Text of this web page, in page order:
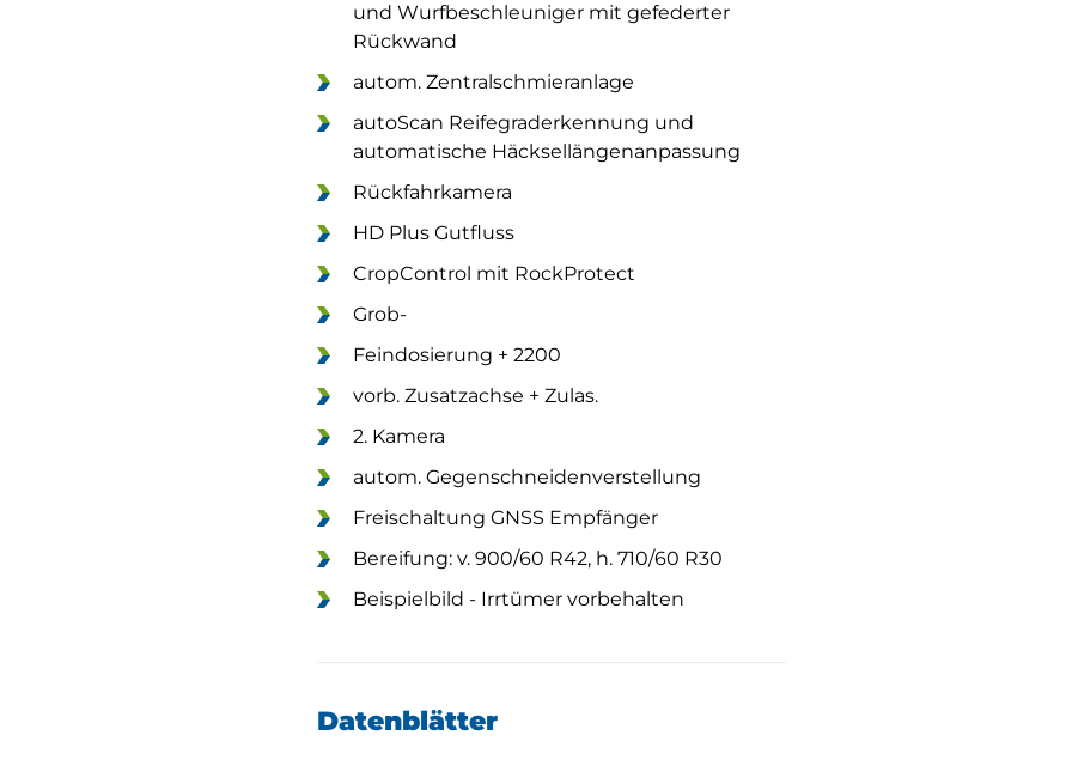
und Wurfbeschleuniger mit gefederter
Rückwand
autom. Zentralschmieranlage
autoScan Reifegraderkennung und
automatische Häcksellängenanpassung
Rückfahrkamera
HD Plus Gutfluss
CropControl mit RockProtect
Grob-
Feindosierung + 2200
vorb. Zusatzachse + Zulas.
2. Kamera
autom. Gegenschneidenverstellung
Freischaltung GNSS Empfänger
Bereifung: v. 900/60 R42, h. 710/60 R30
Beispielbild - Irrtümer vorbehalten
Datenblätter